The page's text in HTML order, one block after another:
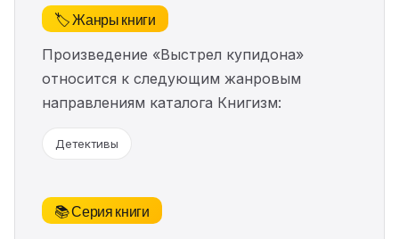
🏷️ Жанры книги
Произведение «Выстрел купидона»
относится к следующим жанровым
направлениям каталога Книгизм:
Детективы
📚 Серия книги